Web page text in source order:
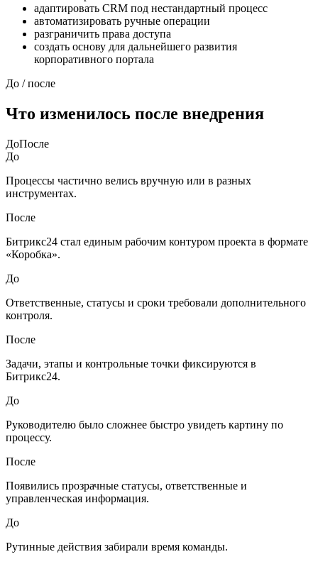
адаптировать CRM под нестандартный процесс
автоматизировать ручные операции
разграничить права доступа
создать основу для дальнейшего развития
корпоративного портала
До / после
Что изменилось после внедрения
ДоПосле
До
Процессы частично велись вручную или в разных
инструментах.
После
Битрикс24 стал единым рабочим контуром проекта в формате
«Коробка».
До
Ответственные, статусы и сроки требовали дополнительного
контроля.
После
Задачи, этапы и контрольные точки фиксируются в
Битрикс24.
До
Руководителю было сложнее быстро увидеть картину по
процессу.
После
Появились прозрачные статусы, ответственные и
управленческая информация.
До
Рутинные действия забирали время команды.